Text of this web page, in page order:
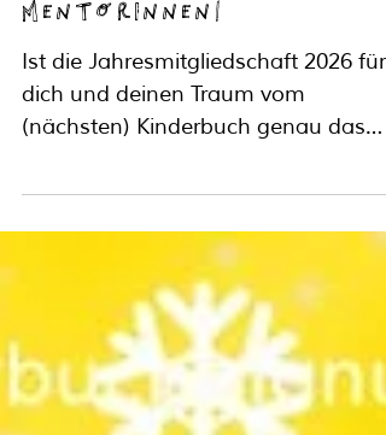
sind die Themen und
MentorInnen!
Ist die Jahresmitgliedschaft 2026 für
(nächsten) Kinderbuch genau das
Richtige? Die KinderbuchManufaktur
ist ein Online-Netzwerk für
KinderbuchAutorInnen und -
IllustratorInnen, die gemeinsam ihre
Träume vom eigenen Kinderbuch
leben und dafür miteinander und
voneinander lernen. Wirf mit diesem